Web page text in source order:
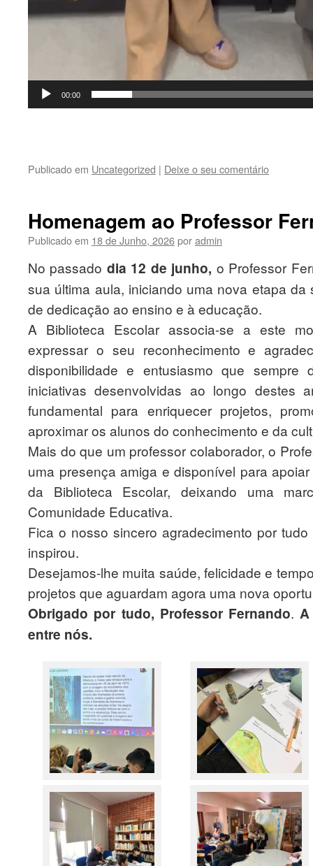
00:00
Publicado em Uncategorized | Deixe o seu comentário
Homenagem ao Professor
Publicado em 18 de Junho, 2026poradmin
No passado dia 12 de junho, o Professor
sua última aula, iniciando uma nova etapa
de dedicação ao ensino e à educação.
A Biblioteca Escolar associa-se a este
expressar o seu reconhecimento e
disponibilidade e entusiasmo que sempre
iniciativas desenvolvidas ao longo destes
fundamental para enriquecer projetos,
aproximar os alunos do conhecimento e da
Mais do que um professor colaborador, o
uma presença amiga e disponível para
da Biblioteca Escolar, deixando uma
Comunidade Educativa.
Fica o nosso sincero agradecimento por
inspirou.
Desejamos-lhe muita saúde, felicidade e
projetos que aguardam agora uma nova
Obrigado por tudo, Professor Fernando.
entre nós.